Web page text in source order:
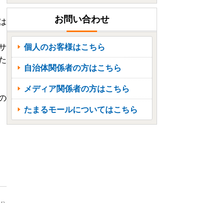
お問い合わせ
個人のお客様はこちら
自治体関係者の方はこちら
メディア関係者の方はこちら
たまるモールについてはこちら